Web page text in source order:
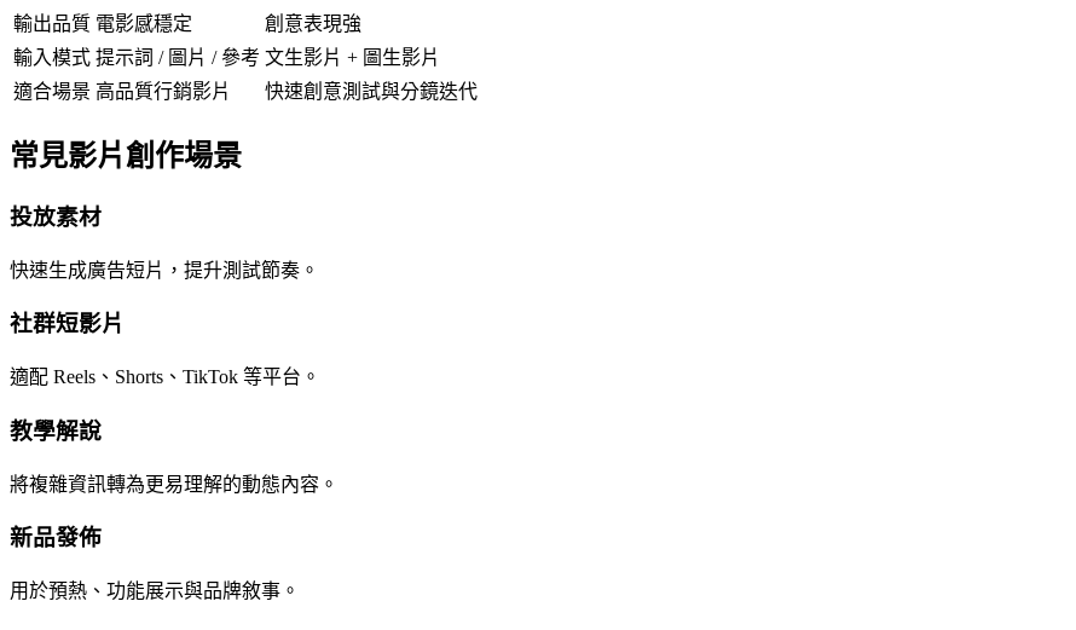
輸出品質 電影感穩定
創意表現強
輸入模式 提示詞 / 圖片 / 參考 文生影片 + 圖生影片
適合場景 高品質行銷影片 快速創意測試與分鏡迭代
常見影片創作場景
投放素材
快速生成廣告短片，提升測試節奏。
社群短影片
適配 Reels、Shorts、TikTok 等平台。
教學解說
將複雜資訊轉為更易理解的動態內容。
新品發佈
用於預熱、功能展示與品牌敘事。